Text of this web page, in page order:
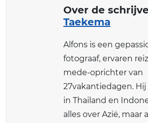
Over de
Taekema
Alfons is een
fotograaf, ervaren
mede-oprichter van
27vakantiedagen. Hij
in Thailand en
alles over Azië, maar